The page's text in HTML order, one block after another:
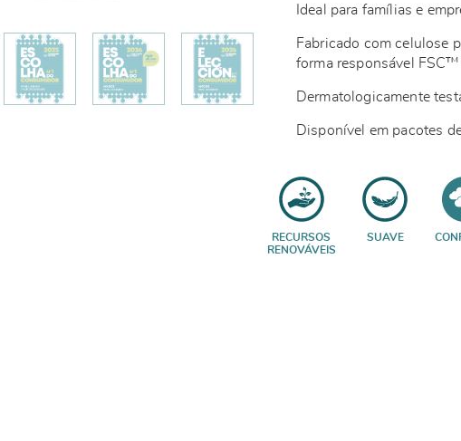
Ideal para famílias e
Fabricado com celulose
forma responsável FSC™
Dermatologicamente
Disponível em pacotes
RECURSOS
RENOVÁVEIS
SUAVE